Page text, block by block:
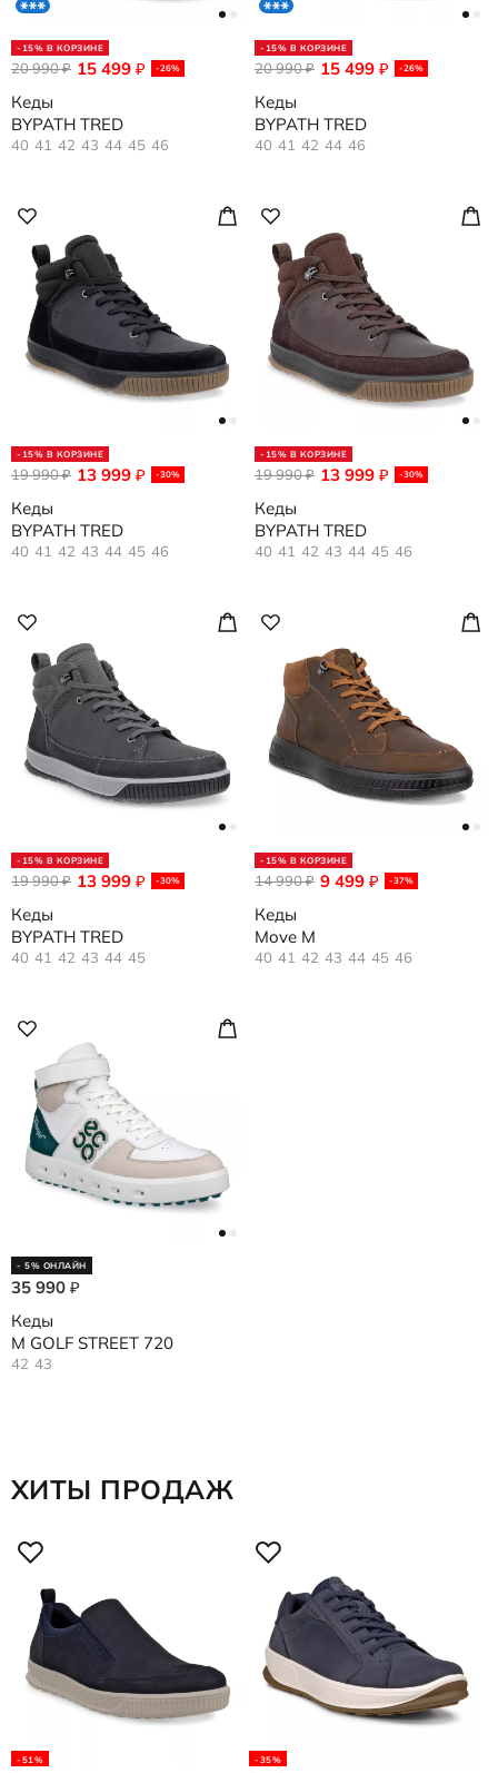
-15% В КОРЗИНЕ
15 499 ₽ -26%
20 990₽
Кеды
BYPATH TRED
40 41 42 43 44 45 46
-15% В КОРЗИНЕ
15 499 ₽ -26%
20 990₽
Кеды
BYPATH TRED
40 41 42 44 46
-15% В КОРЗИНЕ
13 999 ₽ -30%
19 990₽
Кеды
BYPATH TRED
40 41 42 43 44 45 46
-15% В КОРЗИНЕ
13 999 ₽ -30%
19 990₽
Кеды
BYPATH TRED
40 41 42 43 44 45 46
-15% В КОРЗИНЕ
13 999 ₽ -30%
19 990₽
Кеды
BYPATH TRED
40 41 42 43 44 45
-15% В КОРЗИНЕ
9 499 ₽ -37%
14 990₽
Кеды
Move M
40 41 42 43 44 45 46
- 5% ОНЛАЙН
35 990 ₽
Кеды
M GOLF STREET 720
42 43
ХИТЫ ПРОДАЖ
-51% -35%